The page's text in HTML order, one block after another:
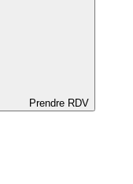
Prendre RDV